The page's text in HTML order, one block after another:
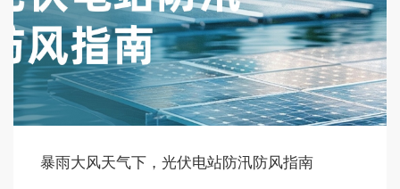
暴雨大风天气下，光伏电站防汛防风指南